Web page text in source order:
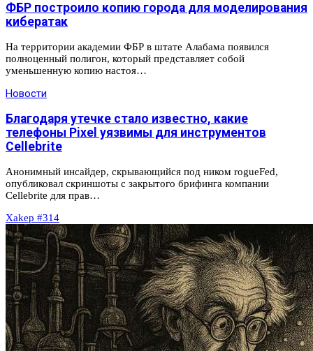
ФБР построило копию города для моделирования
кибератак
На территории академии ФБР в штате Алабама появился
полноценный полигон, который представляет собой
уменьшенную копию настоя…
Новости
Благодаря утечке стало известно, какие
телефоны Pixel уязвимы для инструментов
Cellebrite
Анонимный инсайдер, скрывающийся под ником rogueFed,
опубликовал скриншоты с закрытого брифинга компании
Cellebrite для прав…
Xakep #314